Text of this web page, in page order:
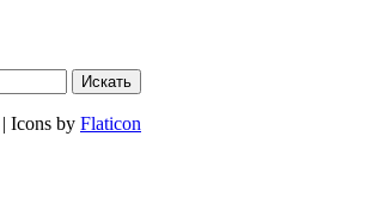
Искать
| Icons by Flaticon